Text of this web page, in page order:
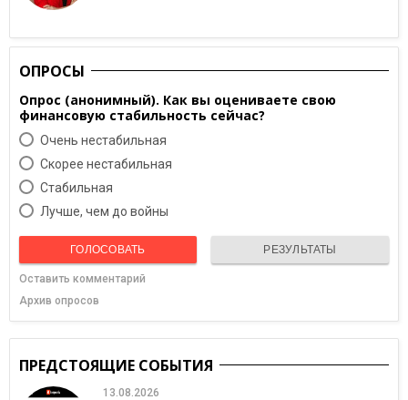
ОПРОСЫ
Опрос (анонимный). Как вы оцениваете свою
финансовую стабильность сейчас?
Очень нестабильная
Скорее нестабильная
Cтабильная
Лучше, чем до войны
ГОЛОСОВАТЬ РЕЗУЛЬТАТЫ
Оставить комментарий
Архив опросов
ПРЕДСТОЯЩИЕ СОБЫТИЯ
13.08.2026